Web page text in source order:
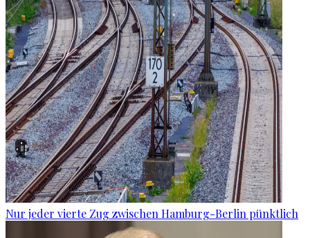
Nur jeder vierte Zug zwischen Hamburg-Berlin pünktlich